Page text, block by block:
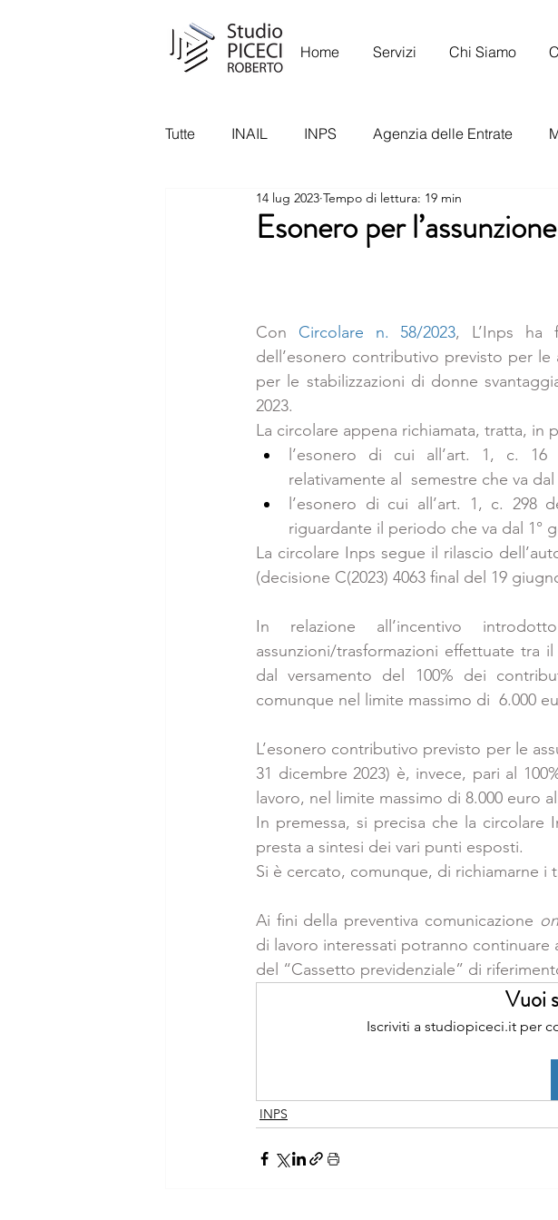
Home Servizi Chi Siamo
Tutte INAIL INPS Agenzia delle Entrate
Garante Privacy Ispettorato Nazionale del Lavoro
Esonero per
14 lug 2023 Tempo di lettura: 19 min
Con Circolare n. 58/2023, L’Inps ha
dell’esonero contributivo previsto per
per le stabilizzazioni di donne
2023.
La circolare appena richiamata, tratta, in
l’esonero di cui all’art. 1, c.
relativamente al  semestre che va
l’esonero di cui all’art. 1, c. 298
riguardante il periodo che va dal 1°
La circolare Inps segue il rilascio
(decisione C(2023) 4063 final del 19
In relazione all’incentivo
assunzioni/trasformazioni effettuate tra
dal versamento del 100% dei
comunque nel limite massimo di  6.000
L’esonero contributivo previsto per le
31 dicembre 2023) è, invece, pari al
lavoro, nel limite massimo di 8.000 euro
In premessa, si precisa che la
presta a sintesi dei vari punti esposti.
Si è cercato, comunque, di richiamarne i
Ai fini della preventiva comunicazione
di lavoro interessati potranno continuare
del “Cassetto previdenziale” di
Vuoi
Iscriviti a studiopiceci.it per
INPS